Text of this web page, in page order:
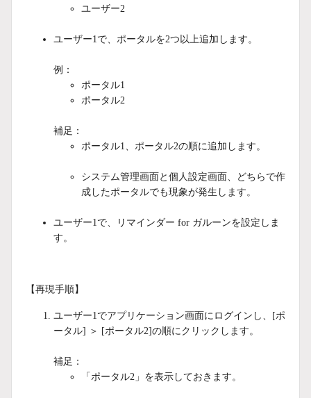
ユーザー2
ユーザー1で、ポータルを2つ以上追加します。
例：
ポータル1
ポータル2
補足：
ポータル1、ポータル2の順に追加します。
システム管理画面と個人設定画面、どちらで作
成したポータルでも現象が発生します。
ユーザー1で、リマインダー for ガルーンを設定しま
す。
【再現手順】
ユーザー1でアプリケーション画面にログインし、[ポ
ータル] ＞ [ポータル2]の順にクリックします。
補足：
「ポータル2」を表示しておきます。